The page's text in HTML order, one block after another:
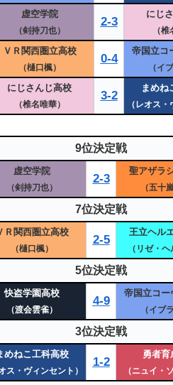
虚空学院
（剣持刀也）
2-3
にじ
（椎
ＶＲ関西圏立高校
（樋口楓）
0-4
帝国立コ
（イ
にじさんじ高校
（椎名唯華）
3-2
まめね
（レオス・
9位決定戦
虚空学院
（剣持刀也）
2-3
聖アザラ
（五十
7位決定戦
Ｒ関西圏立高校
（樋口楓）
2-5
王立ヘル
（リゼ・ヘ
5位決定戦
快盗学園高校
（渡会雲雀）
4-9
帝国立コー
（イブ
3位決定戦
めねこ工科高校
ス・ヴィンセント）
1-2
勇者育
（ニュイ・